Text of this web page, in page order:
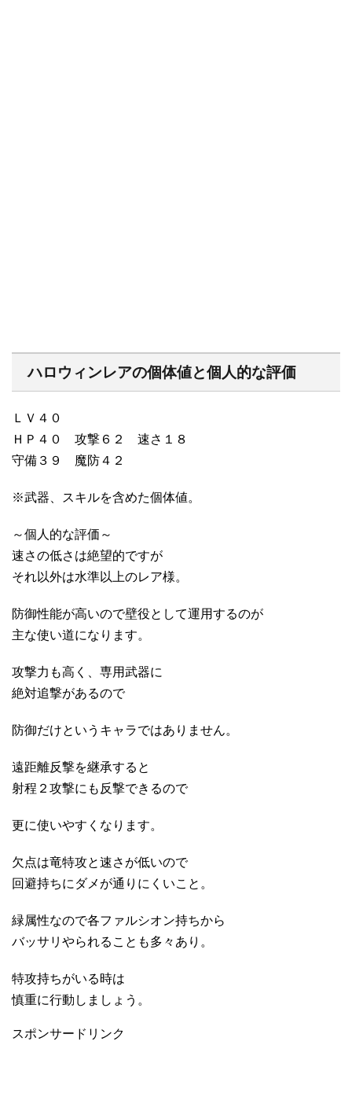
ハロウィンレアの個体値と個人的な評価
ＬＶ４０
ＨＰ４０ 攻撃６２ 速さ１８
守備３９ 魔防４２
※武器、スキルを含めた個体値。
～個人的な評価～
速さの低さは絶望的ですが
それ以外は水準以上のレア様。
防御性能が高いので壁役として運用するのが
主な使い道になります。
攻撃力も高く、専用武器に
絶対追撃があるので
防御だけというキャラではありません。
遠距離反撃を継承すると
射程２攻撃にも反撃できるので
更に使いやすくなります。
欠点は竜特攻と速さが低いので
回避持ちにダメが通りにくいこと。
緑属性なので各ファルシオン持ちから
バッサリやられることも多々あり。
特攻持ちがいる時は
慎重に行動しましょう。
スポンサードリンク